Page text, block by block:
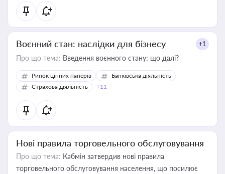
Воєнний стан: наслідки для бізнесу +1
Про що тема: Введення воєнного стану: що далі?
Ринок цінних паперів
Банківська діяльність
Страхова діяльність
+11
Нові правила торговельного обслуговування
Про що тема: Кабмін затвердив нові правила
торговельного обслуговування населення, що посилює